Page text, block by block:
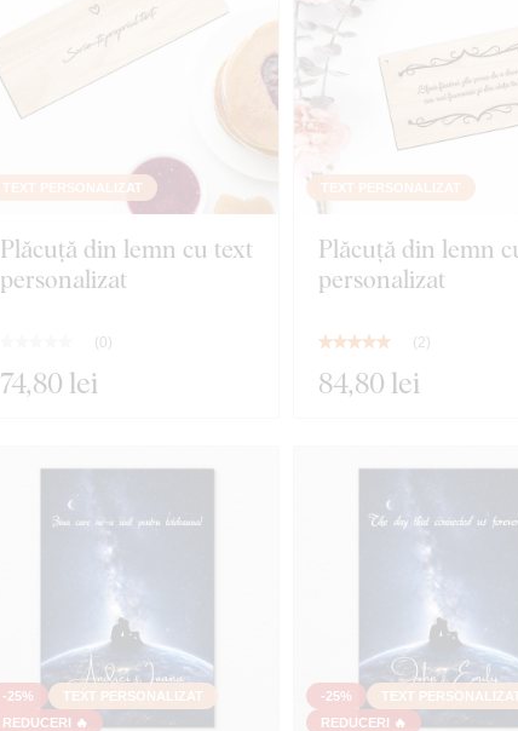
TEXT PERSONALIZAT
Plăcuță din lemn cu text
personalizat
(0)
74,80 lei
TEXT PERSONALIZAT
Plăcuță din lemn
personalizat
(2)
84,80 lei
-25%
TEXT PERSONALIZAT
REDUCERI 🔥
-25%
TEXT
REDUCERI 🔥